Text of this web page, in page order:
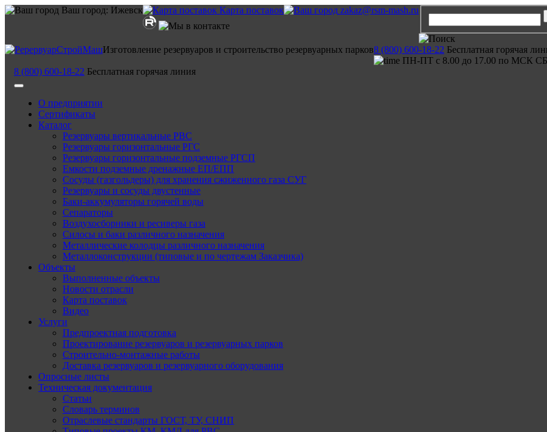
Ваш город: Ижевск Карта поставок zakaz@rsm-mash.ru
Изготовление резервуаров и строительство резервуарных парков8 (800) 600-18-22 Бесплатная горячая
ПН-ПТ с 8.00 до 17.00 по МСК
8 (800) 600-18-22 Бесплатная горячая линия
О предприятии
Сертификаты
Каталог
Резервуары вертикальные РВС
Резервуары горизонтальные РГС
Резервуары горизонтальные подземные РГСП
Емкости подземные дренажные ЕП/ЕПП
Сосуды (газгольдеры) для хранения сжиженного газа СУГ
Резервуары и сосуды двустенные
Баки-аккумуляторы горячей воды
Сепараторы
Воздухосборники и ресиверы газа
Силосы и баки различного назначения
Металлические колодцы различного назначения
Металлоконструкции (типовые и по чертежам Заказчика)
Объекты
Выполненные объекты
Новости отрасли
Карта поставок
Видео
Услуги
Предпроектная подготовка
Проектирование резервуаров и резервуарных парков
Строительно-монтажные работы
Доставка резервуаров и резервуарного оборудования
Опросные листы
Техническая документация
Статьи
Словарь терминов
Отраслевые стандарты ГОСТ, ТУ, СНИП